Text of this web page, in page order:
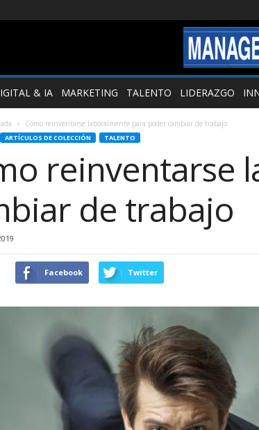
& IA MARKETING TALENTO LIDERAZGO
Cómo reinventarse laboralmente para poder cambiar de trabajo
ARTÍCULOS DE COLECCIÓN TALENTO
reinventarse
de trabajo
Facebook Twitter